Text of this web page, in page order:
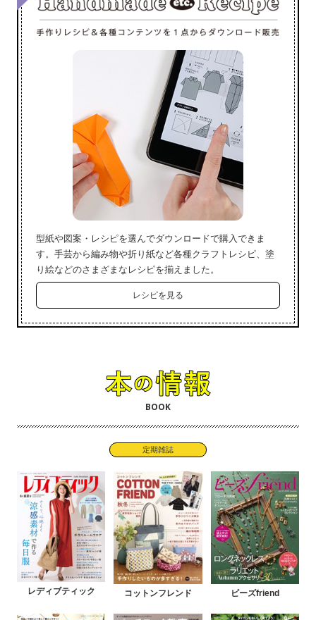
型紙や図案・レシピを選んでダウンロードで購入できま
す。手芸から編み物や折り紙など各種クラフトレシピ、塗
り絵などのさまざまなレシピを揃えました。
レシピを見る
BOOK
定期雑誌
レディブティック コットンフレンド ビーズfriend